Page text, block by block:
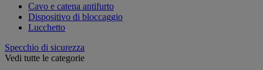
Cavo e catena antifurto
Dispositivo di bloccaggio
Lucchetto
Specchio di sicurezza
Vedi tutte le categorie